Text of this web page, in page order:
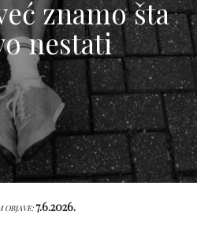
znamo šta
nestati
OBJAVE: 7.6.2026.